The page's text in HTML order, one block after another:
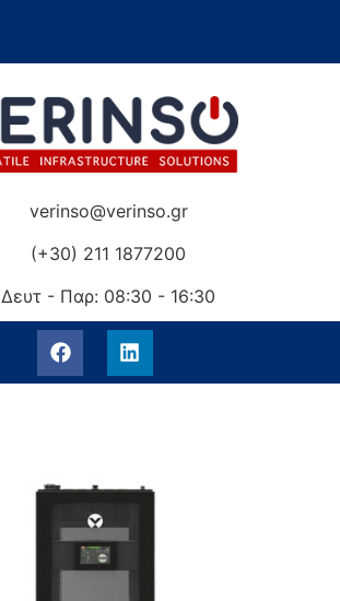
verinso@verinso.gr
(+30) 211 1877200
Δευτ - Παρ: 08:30 - 16:30